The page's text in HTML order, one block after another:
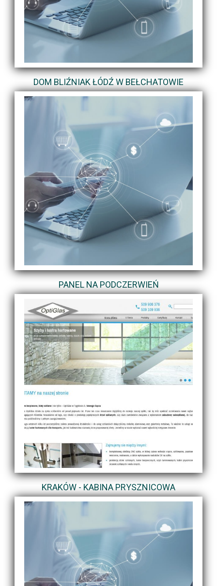
DOM BLIŹNIAK ŁÓDŹ W BEŁCHATOWIE
PANEL NA PODCZERWIEŃ
KRAKÓW - KABINA PRYSZNICOWA